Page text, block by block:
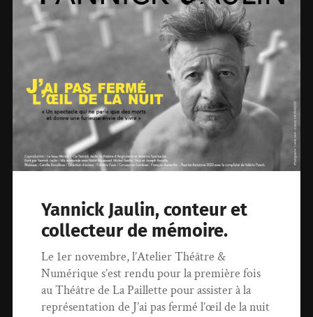
Yannick Jaulin, conteur et
collecteur de mémoire.
Le 1er novembre, l’Atelier Théâtre &
Numérique s’est rendu pour la première fois
au Théâtre de La Paillette pour assister à la
représentation de J’ai pas fermé l’œil de la nuit